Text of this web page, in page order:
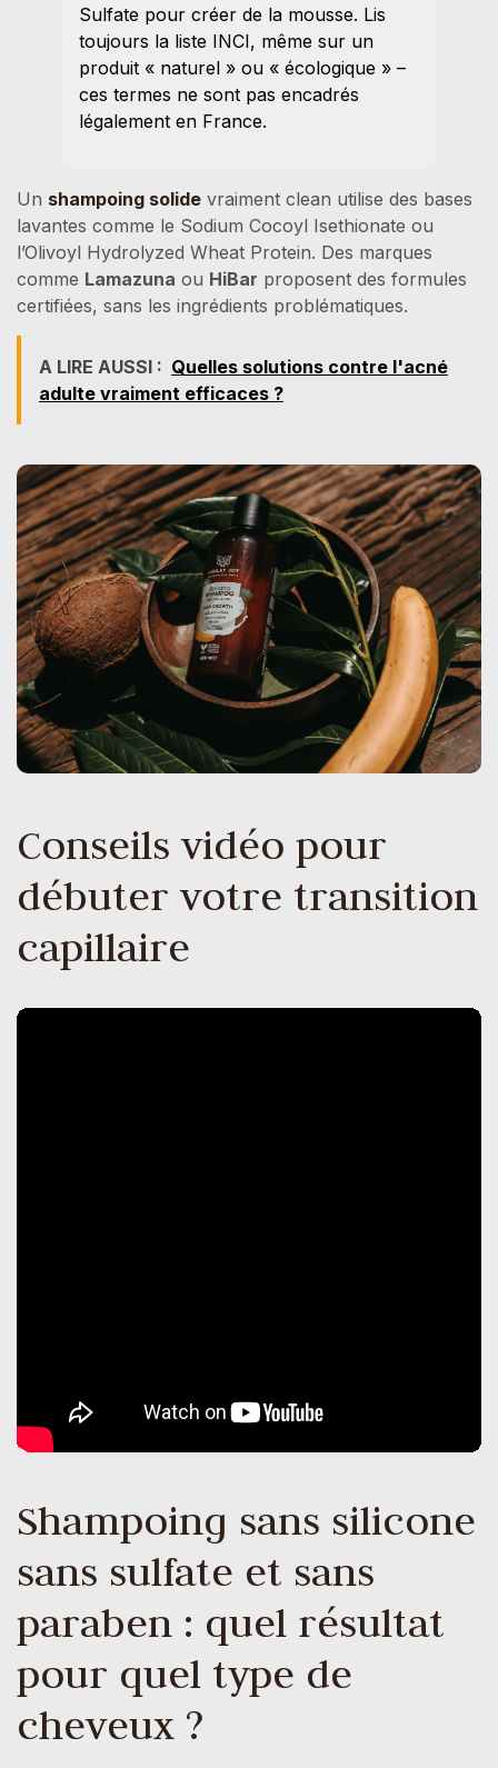
Sulfate pour créer de la mousse. Lis
toujours la liste INCI, même sur un
produit « naturel » ou « écologique » –
ces termes ne sont pas encadrés
légalement en France.
Un shampoing solide vraiment clean utilise des bases
lavantes comme le Sodium Cocoyl Isethionate ou
l’Olivoyl Hydrolyzed Wheat Protein. Des marques
comme Lamazuna ou HiBar proposent des formules
certifiées, sans les ingrédients problématiques.
A LIRE AUSSI : Quelles solutions contre l'acné
adulte vraiment efficaces ?
Conseils vidéo pour
débuter votre transition
capillaire
Shampoing sans silicone
sans sulfate et sans
paraben : quel résultat
pour quel type de
cheveux ?